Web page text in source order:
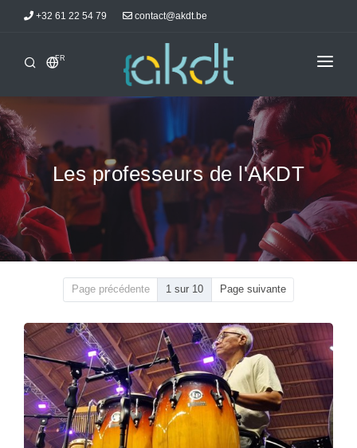
+32 61 22 54 79 contact@akdt.be
FR
ACCUEIL
STAGES
INFORMATIONS
ACTUALITÉS
HÉBERGEMENTS
AKDTICIENS
CONTACT
Les professeurs de l'AKDT
Page précédente 1 sur 10 Page suivante